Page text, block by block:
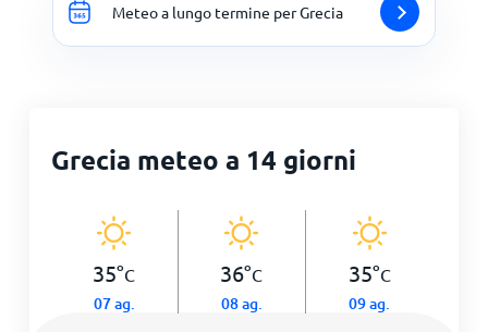
Meteo a lungo termine per Grecia
Grecia meteo a 14 giorni
35°C
07 ag.
36°C
08 ag.
35°C
09 ag.